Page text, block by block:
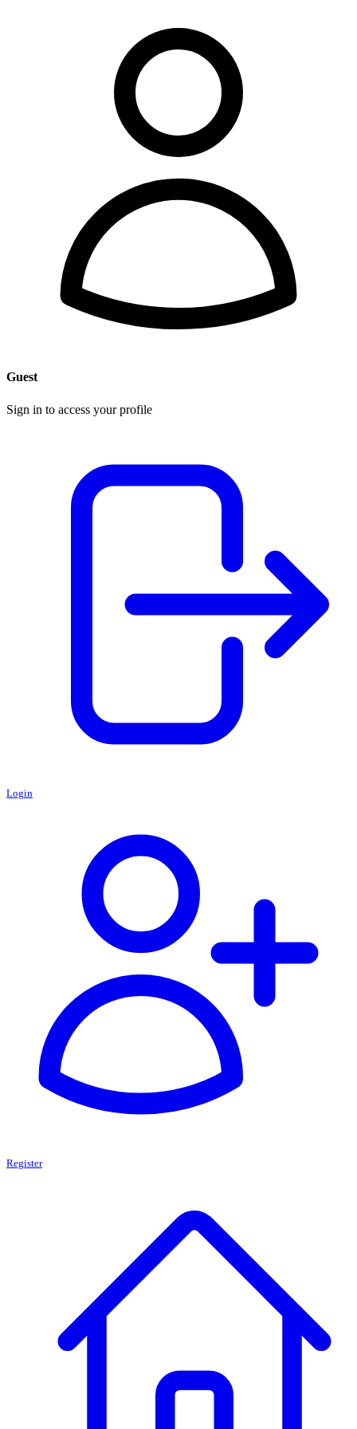
Guest
Sign in to access your profile
Login
Register